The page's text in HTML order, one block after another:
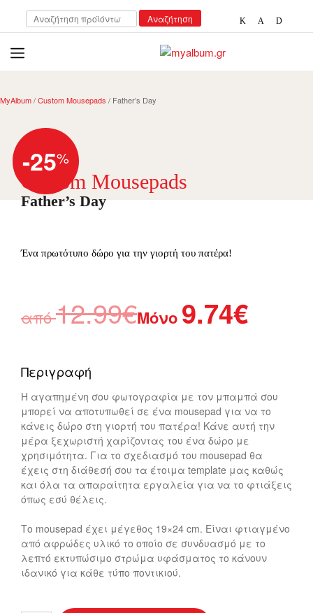
Αναζήτηση
για:
Αναζήτηση
open
MyAlbum/Custom Mousepads / Father’s Day
-25%
Custom Mousepads
Father’s Day
Ένα πρωτότυπο δώρο για την γιορτή του πατέρα!
από12.99€Μόνο 9.74€
Περιγραφή
Η αγαπημένη σου φωτογραφία με τον μπαμπά σου
μπορεί να αποτυπωθεί σε ένα mousepad για να το
κάνεις δώρο στη γιορτή του πατέρα! Κάνε αυτή την
μέρα ξεχωριστή χαρίζοντας του ένα δώρο με
χρησιμότητα. Για το σχεδιασμό του mousepad θα
έχεις στη διάθεσή σου τα έτοιμα template μας καθώς
και όλα τα απαραίτητα εργαλεία για να το φτιάξεις
όπως εσύ θέλεις.
Το mousepad έχει μέγεθος 19×24 cm. Είναι φτιαγμένο
από αφρώδες υλικό το οποίο σε συνδυασμό με το
λεπτό εκτυπώσιμο στρώμα υφάσματος το κάνουν
ιδανικό για κάθε τύπο ποντικιού.